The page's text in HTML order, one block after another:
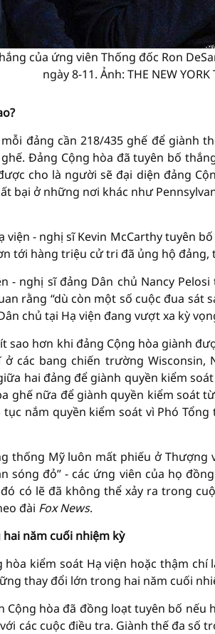
của ứng viên Thống đốc Ron
ngày 8-11. Ảnh: THE NEW YORK
đảng cần 218/435 ghế để giành
Đảng Cộng hòa đã tuyên bố
cho là người sẽ đại diện đảng
bại ở những nơi khác như
viện - nghị sĩ Kevin McCarthy tuyên
tới hàng triệu cử tri đã ủng hộ đảng,
- nghị sĩ đảng Dân chủ Nancy
rằng “dù còn một số cuộc đua
chủ tại Hạ viện đang vượt xa kỳ
sao hơn khi đảng Cộng hòa giành
các bang chiến trường Wisconsin,
hai đảng để giành quyền kiểm
ghế nữa để giành quyền kiểm soát
nắm quyền kiểm soát vì Phó
thống Mỹ luôn mất phiếu ở Thượng
sóng đỏ” - các ứng viên của họ
có lẽ đã không thể xảy ra trong
đài Fox News.
năm cuối nhiệm kỳ
hòa kiểm soát Hạ viện hoặc thậm
thay đổi lớn trong hai năm cuối
Cộng hòa đã đồng loạt tuyên bố nếu
các cuộc điều tra. Giành thế đa số